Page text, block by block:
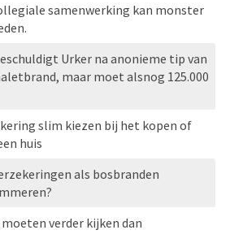
samenwerking kan monster
Urker na anonieme tip van
maar moet alsnog 125.000
slim kiezen bij het kopen of
huis
als bosbranden
verder kijken dan